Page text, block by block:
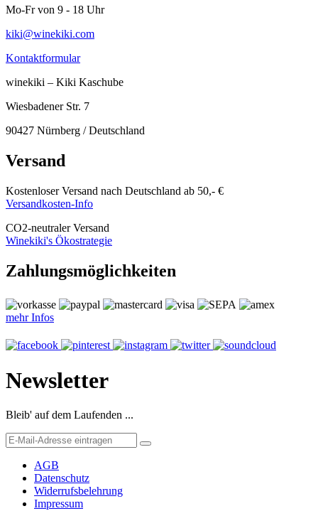
Mo-Fr von 9 - 18 Uhr
kiki@winekiki.com
Kontaktformular
winekiki – Kiki Kaschube
Wiesbadener Str. 7
90427 Nürnberg / Deutschland
Versand
Kostenloser Versand nach Deutschland ab 50,- €
Versandkosten-Info
CO2-neutraler Versand
Winekiki's Ökostrategie
Zahlungsmöglichkeiten
mehr Infos
Newsletter
Bleib' auf dem Laufenden ...
AGB
Datenschutz
Widerrufsbelehrung
Impressum